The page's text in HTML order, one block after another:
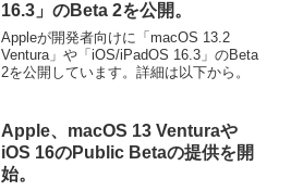
16.3」のBeta 2を公開。
Appleが開発者向けに「macOS 13.2
Ventura」や「iOS/iPadOS 16.3」のBeta
2を公開しています。詳細は以下から。
Apple、macOS 13 Venturaや
iOS 16のPublic Betaの提供を開
始。